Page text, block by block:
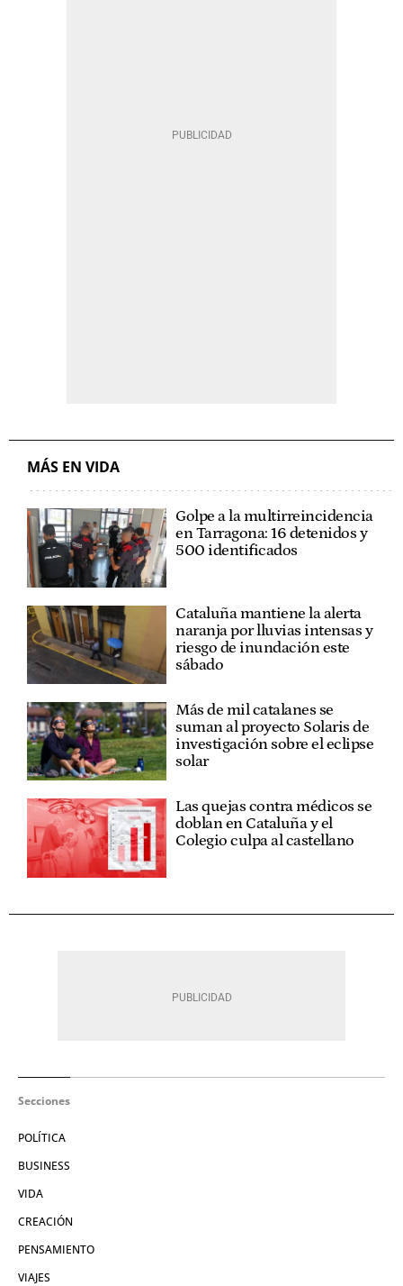
MÁS EN VIDA
Golpe a la multirreincidencia
en Tarragona: 16 detenidos y
500 identificados
Cataluña mantiene la alerta
naranja por lluvias intensas y
riesgo de inundación este
sábado
Más de mil catalanes se
suman al proyecto Solaris de
investigación sobre el eclipse
solar
Las quejas contra médicos se
doblan en Cataluña y el
Colegio culpa al castellano
Secciones
POLÍTICA
BUSINESS
VIDA
CREACIÓN
PENSAMIENTO
VIAJES